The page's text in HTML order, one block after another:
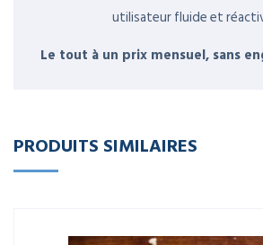
utilisateur fluide et
Le tout à un prix mensuel, sans
PRODUITS SIMILAIRES